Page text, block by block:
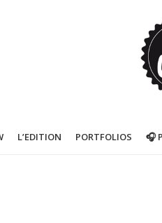
L’EDITION PORTFOLIOS 🎧